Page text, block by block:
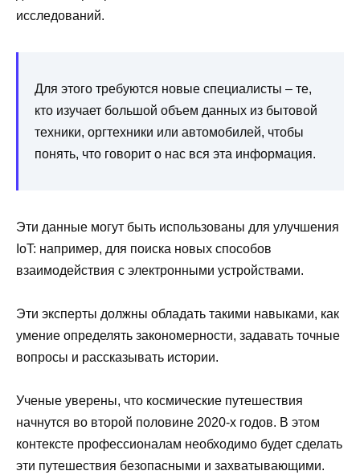
исследований.
Для этого требуются новые специалисты – те,
кто изучает большой объем данных из бытовой
техники, оргтехники или автомобилей, чтобы
понять, что говорит о нас вся эта информация.
Эти данные могут быть использованы для улучшения
IoT: например, для поиска новых способов
взаимодействия с электронными устройствами.
Эти эксперты должны обладать такими навыками, как
умение определять закономерности, задавать точные
вопросы и рассказывать истории.
Ученые уверены, что космические путешествия
начнутся во второй половине 2020-х годов. В этом
контексте профессионалам необходимо будет сделать
эти путешествия безопасными и захватывающими.